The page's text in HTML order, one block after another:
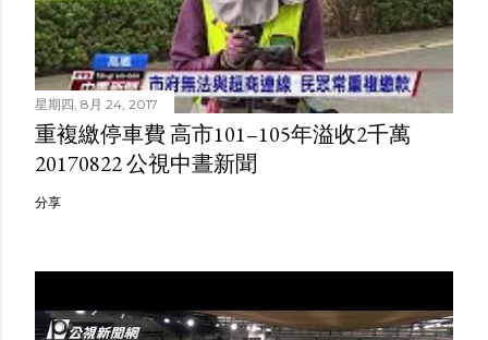
星期四, 8月 24, 2017
重複繳停車費 高市101–105年溢收2千萬
20170822 公視中晝新聞
分享